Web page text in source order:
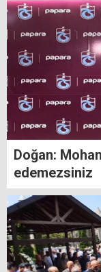
Doğan:
edemezsiniz